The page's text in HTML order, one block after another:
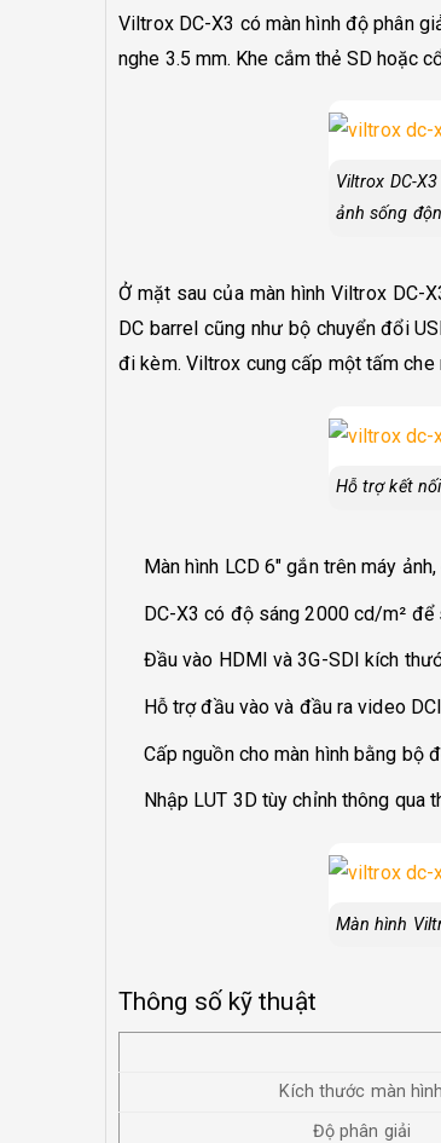
Viltrox DC-X3 có màn hình độ phân
nghe 3.5 mm. Khe cắm thẻ SD hoặc
Viltrox DC-
ảnh sống
Ở mặt sau của màn hình Viltrox DC-
DC barrel cũng như bộ chuyển đổi
đi kèm. Viltrox cung cấp một tấm che
Hỗ trợ kết
Màn hình LCD 6″ gắn trên máy
DC-X3 có độ sáng 2000 cd/m²
Đầu vào HDMI và 3G-SDI kích
Hỗ trợ đầu vào và đầu ra video
Cấp nguồn cho màn hình bằng bộ
Nhập LUT 3D tùy chỉnh thông
Màn hình
Thông số kỹ thuật
Kích thước màn hình
Độ phân giải